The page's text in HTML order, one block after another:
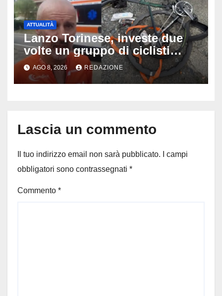
ATTUALITÀ
Lanzo Torinese, investe due
volte un gruppo di ciclisti
dopo una lite: arrestato
73enne, il racconto choc di un
ferito
AGO 8, 2026 REDAZIONE
Lascia un commento
Il tuo indirizzo email non sarà pubblicato.
I campi
obbligatori sono contrassegnati *
Commento *